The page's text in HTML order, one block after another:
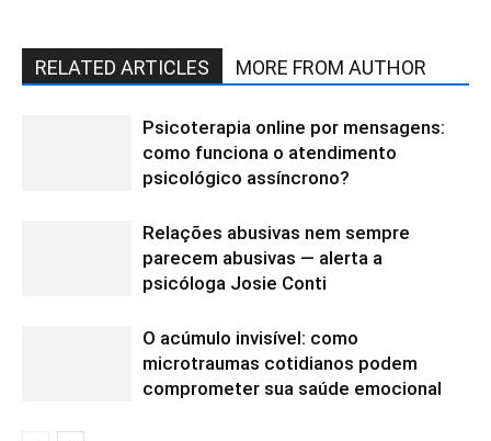
RELATED ARTICLES MORE FROM AUTHOR
Psicoterapia online por mensagens:
como funciona o atendimento
psicológico assíncrono?
Relações abusivas nem sempre
parecem abusivas — alerta a
psicóloga Josie Conti
O acúmulo invisível: como
microtraumas cotidianos podem
comprometer sua saúde emocional